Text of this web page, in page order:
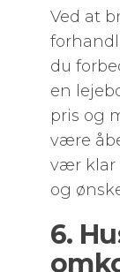
Ved at
du
en
pris og
være
vær klar
og
6.